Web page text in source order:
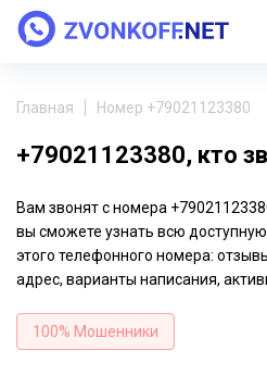
Главная Номер +79021123380
+79021123380, кто
Вам звонят с номера
вы сможете узнать всю
этого телефонного номера:
адрес, варианты написания,
100% Мошенники